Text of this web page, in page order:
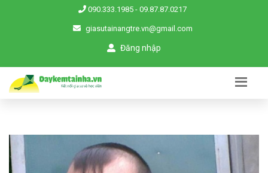
090.333.1985 - 09.87.87.0217
giasutainangtre.vn@gmail.com
Đăng nhập